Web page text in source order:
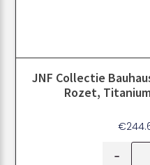
JNF Collectie
Rozet,
€
-